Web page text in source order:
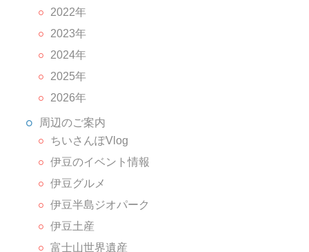
2022年
2023年
2024年
2025年
2026年
周辺のご案内
ちいさんぽVlog
伊豆のイベント情報
伊豆グルメ
伊豆半島ジオパーク
伊豆土産
富士山世界遺産